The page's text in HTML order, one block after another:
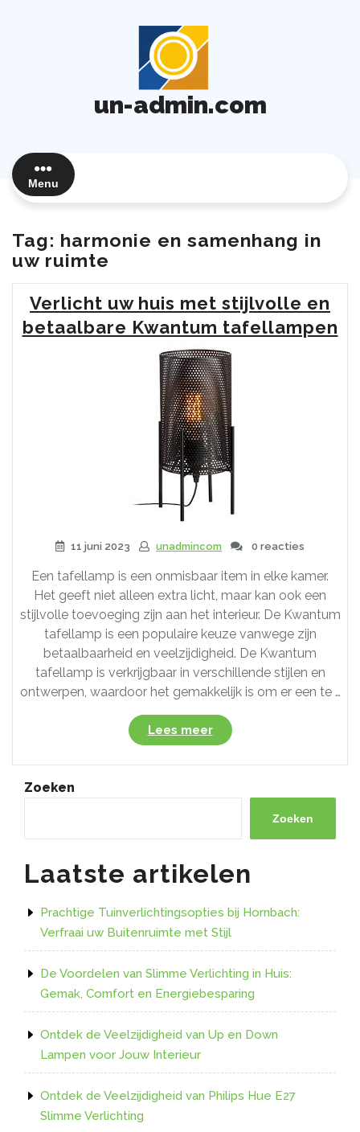
un-admin.com
Menu
Tag: harmonie en samenhang in
uw ruimte
Verlicht uw huis met stijlvolle en
betaalbare Kwantum tafellampen
11 juni 2023 unadmincom 0 reacties
Een tafellamp is een onmisbaar item in elke kamer.
Het geeft niet alleen extra licht, maar kan ook een
stijlvolle toevoeging zijn aan het interieur. De Kwantum
tafellamp is een populaire keuze vanwege zijn
betaalbaarheid en veelzijdigheid. De Kwantum
tafellamp is verkrijgbaar in verschillende stijlen en
ontwerpen, waardoor het gemakkelijk is om er een te …
Lees meer“Verlicht
uw
huis
stijlvolle
betaalbare
tafellampen”
Zoeken
Zoeken
Laatste artikelen
Prachtige Tuinverlichtingsopties bij Hornbach:
Verfraai uw Buitenruimte met Stijl
De Voordelen van Slimme Verlichting in Huis:
Gemak, Comfort en Energiebesparing
Ontdek de Veelzijdigheid van Up en Down
Lampen voor Jouw Interieur
Ontdek de Veelzijdigheid van Philips Hue E27
Slimme Verlichting